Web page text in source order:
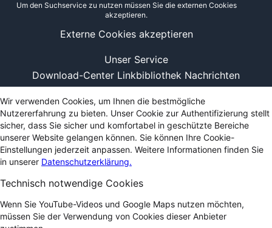
Unser Service
Download-Center Linkbibliothek Nachrichten
Um den Suchservice zu nutzen müssen Sie die externen Cookies
akzeptieren.
Externe Cookies akzeptieren
Wir verwenden Cookies, um Ihnen die bestmögliche
Nutzererfahrung zu bieten. Unser Cookie zur Authentifizierung stellt
sicher, dass Sie sicher und komfortabel in geschützte Bereiche
unserer Website gelangen können. Sie können Ihre Cookie-
Einstellungen jederzeit anpassen. Weitere Informationen finden Sie
in unserer Datenschutzerklärung.
Technisch notwendige Cookies
Wenn Sie YouTube-Videos und Google Maps nutzen möchten,
müssen Sie der Verwendung von Cookies dieser Anbieter